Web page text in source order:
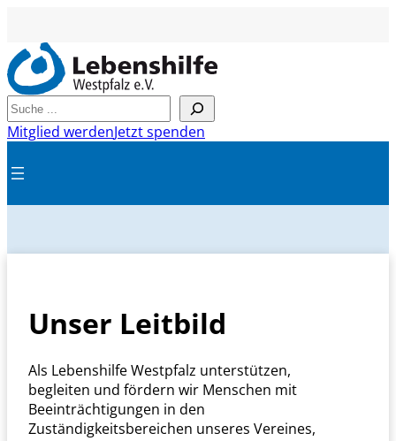
Suchen
Mitglied werdenJetzt spenden
Unser Leitbild
Als Lebenshilfe Westpfalz unterstützen,
begleiten und fördern wir Menschen mit
Beeinträchtigungen in den
Zuständigkeitsbereichen unseres Vereines,